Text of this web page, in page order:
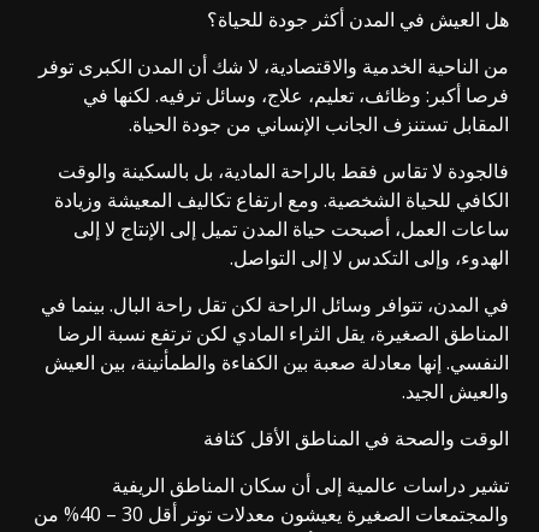
هل العيش في المدن أكثر جودة للحياة؟
من الناحية الخدمية والاقتصادية، لا شك أن المدن الكبرى توفر
فرصا أكبر: وظائف، تعليم، علاج، وسائل ترفيه. لكنها في
المقابل تستنزف الجانب الإنساني من جودة الحياة.
فالجودة لا تقاس فقط بالراحة المادية، بل بالسكينة والوقت
الكافي للحياة الشخصية. ومع ارتفاع تكاليف المعيشة وزيادة
ساعات العمل، أصبحت حياة المدن تميل إلى الإنتاج لا إلى
الهدوء، وإلى التكدس لا إلى التواصل.
في المدن، تتوافر وسائل الراحة لكن تقل راحة البال. بينما في
المناطق الصغيرة، يقل الثراء المادي لكن ترتفع نسبة الرضا
النفسي. إنها معادلة صعبة بين الكفاءة والطمأنينة، بين العيش
والعيش الجيد.
الوقت والصحة في المناطق الأقل كثافة
تشير دراسات عالمية إلى أن سكان المناطق الريفية
والمجتمعات الصغيرة يعيشون معدلات توتر أقل 30 – 40% من